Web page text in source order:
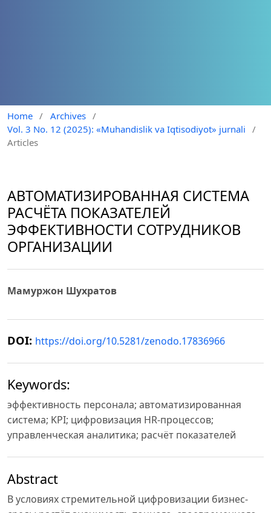
Home / Archives /
Vol. 3 No. 12 (2025): «Muhandislik va Iqtisodiyot» jurnali
/
Articles
АВТОМАТИЗИРОВАННАЯ СИСТЕМА
РАСЧЁТА ПОКАЗАТЕЛЕЙ
ЭФФЕКТИВНОСТИ СОТРУДНИКОВ
ОРГАНИЗАЦИИ
Мамуржон Шухратов
DOI: https://doi.org/10.5281/zenodo.17836966
Keywords:
эффективность персонала; автоматизированная
система; KPI; цифровизация HR-процессов;
управленческая аналитика; расчёт показателей
Abstract
В условиях стремительной цифровизации бизнес-